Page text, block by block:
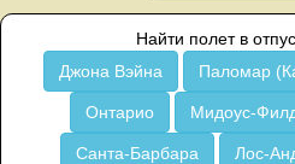
Найти полет в
Джона Вэйна
Паломар
Онтарио Мидоус-
Санта-Барбара Лос-